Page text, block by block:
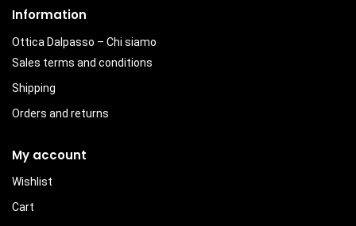
Information
Ottica Dalpasso – Chi siamo
Sales terms and conditions
Shipping
Orders and returns
My account
Wishlist
Cart